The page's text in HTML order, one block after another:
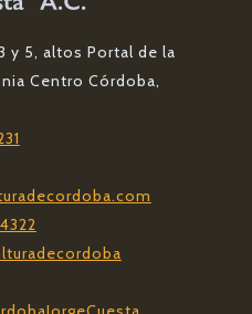
y 5, altos Portal de la
Centro Córdoba,